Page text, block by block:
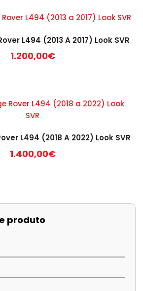
produto
L494 (2013 A 2017) Look SVR
1.200,00€
L494 (2018 A 2022) Look SVR
1.400,00€